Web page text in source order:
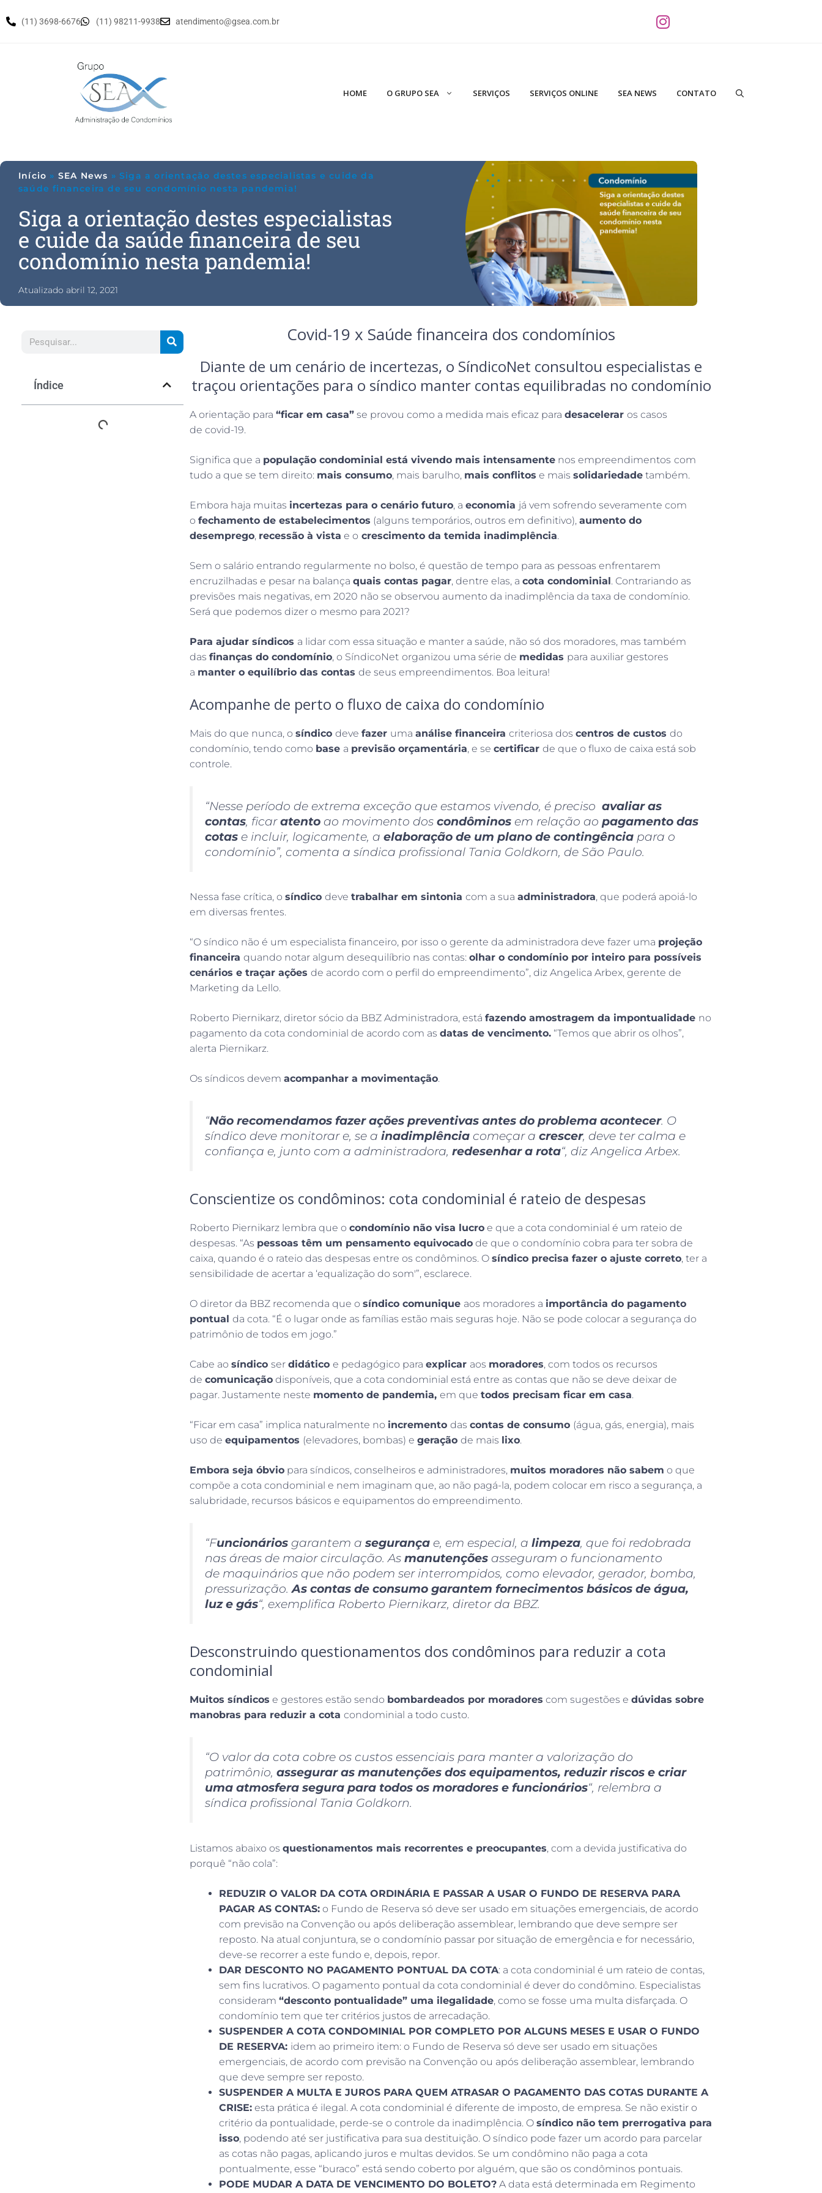
(11) 3698-6676 (11) 98211-9938 atendimento@gsea.com.br
HOME O GRUPO SEA SERVIÇOS SERVIÇOS ONLINE SEA NEWS CONTATO
Início » SEA News »Siga a orientação destes especialistas e cuide da
saúde financeira de seu condomínio nesta pandemia!
Siga a orientação destes especialistas
e cuide da saúde financeira de seu
condomínio nesta pandemia!
Atualizado abril 12, 2021
Índice
Covid-19 x Saúde financeira dos condomínios
Diante de um cenário de incertezas, o SíndicoNet consultou especialistas e
traçou orientações para o síndico manter contas equilibradas no condomínio
A orientação para “ficar em casa” se provou como a medida mais eficaz para desacelerar os casos
de covid-19.
Significa que a população condominial está vivendo mais intensamente nos empreendimentos com
tudo a que se tem direito: mais consumo, mais barulho, mais conflitos e mais solidariedade também.
Embora haja muitas incertezas para o cenário futuro, a economia já vem sofrendo severamente com
o fechamento de estabelecimentos (alguns temporários, outros em definitivo), aumento do
desemprego, recessão à vista e o crescimento da temida inadimplência.
Sem o salário entrando regularmente no bolso, é questão de tempo para as pessoas enfrentarem
encruzilhadas e pesar na balança quais contas pagar, dentre elas, a cota condominial. Contrariando as
previsões mais negativas, em 2020 não se observou aumento da inadimplência da taxa de condomínio.
Será que podemos dizer o mesmo para 2021?
Para ajudar síndicos a lidar com essa situação e manter a saúde, não só dos moradores, mas também
das finanças do condomínio, o SíndicoNet organizou uma série de medidas para auxiliar gestores
a manter o equilíbrio das contas de seus empreendimentos. Boa leitura!
Acompanhe de perto o fluxo de caixa do condomínio
Mais do que nunca, o síndico deve fazer uma análise financeira criteriosa dos centros de custos do
condomínio, tendo como base a previsão orçamentária, e se certificar de que o fluxo de caixa está sob
controle.
“Nesse período de extrema exceção que estamos vivendo, é preciso avaliar as
contas, ficaratento ao movimento dos condôminos em relação ao pagamento das
cotas e incluir, logicamente, a elaboração de um plano de contingência para o
condomínio”, comenta a síndica profissional Tania Goldkorn, de São Paulo.
Nessa fase crítica, o síndico deve trabalhar em sintonia com a sua administradora, que poderá apoiá-lo
em diversas frentes.
“O síndico não é um especialista financeiro, por isso o gerente da administradora deve fazer uma projeção
financeira quando notar algum desequilíbrio nas contas: olhar o condomínio por inteiro para possíveis
cenários e traçar ações de acordo com o perfil do empreendimento”, diz Angelica Arbex, gerente de
Marketing da Lello.
Roberto Piernikarz, diretor sócio da BBZ Administradora, está fazendo amostragem da impontualidade no
pagamento da cota condominial de acordo com as datas de vencimento. “Temos que abrir os olhos”,
alerta Piernikarz.
Os síndicos devem acompanhar a movimentação.
“Não recomendamos fazer ações preventivas antes do problema acontecer. O
síndico deve monitorar e, se a inadimplência começar a crescer, deve ter calma e
confiança e, junto com a administradora, redesenhar a rota“, diz Angelica Arbex.
Conscientize os condôminos: cota condominial é rateio de despesas
Roberto Piernikarz lembra que o condomínio não visa lucro e que a cota condominial é um rateio de
despesas. “As pessoas têm um pensamento equivocado de que o condomínio cobra para ter sobra de
caixa, quando é o rateio das despesas entre os condôminos. O síndico precisa fazer o ajuste correto, ter a
sensibilidade de acertar a ‘equalização do som'”, esclarece.
O diretor da BBZ recomenda que o síndico comunique aos moradores a importância do pagamento
pontual da cota. “É o lugar onde as famílias estão mais seguras hoje. Não se pode colocar a segurança do
patrimônio de todos em jogo.”
Cabe ao síndico ser didático e pedagógico para explicar aos moradores, com todos os recursos
de comunicação disponíveis, que a cota condominial está entre as contas que não se deve deixar de
pagar. Justamente neste momento de pandemia, em que todos precisam ficar em casa.
“Ficar em casa” implica naturalmente no incremento das contas de consumo (água, gás, energia), mais
uso de equipamentos (elevadores, bombas) e geração de mais lixo.
Embora seja óbvio para síndicos, conselheiros e administradores, muitos moradores não sabem o que
compõe a cota condominial e nem imaginam que, ao não pagá-la, podem colocar em risco a segurança, a
salubridade, recursos básicos e equipamentos do empreendimento.
“Funcionários garantem a segurança e, em especial, a limpeza, que foi redobrada
nas áreas de maior circulação. As manutenções asseguram o funcionamento
de maquinários que não podem ser interrompidos, como elevador, gerador, bomba,
pressurização.As contas de consumo garantem fornecimentos básicos de água,
luz e gás“, exemplifica Roberto Piernikarz, diretor da BBZ.
Desconstruindo questionamentos dos condôminos para reduzir a cota
condominial
Muitos síndicos e gestores estão sendo bombardeados por moradores com sugestões e dúvidas sobre
manobras para reduzir a cota condominial a todo custo.
“O valor da cota cobre os custos essenciais para manter a valorização do
patrimônio, assegurar as manutenções dos equipamentos, reduzir riscos e criar
uma atmosfera segura para todos os moradores e funcionários“, relembra a
síndica profissional Tania Goldkorn.
Listamos abaixo os questionamentos mais recorrentes e preocupantes, com a devida justificativa do
porquê “não cola”:
REDUZIR O VALOR DA COTA ORDINÁRIA E PASSAR A USAR O FUNDO DE RESERVA PARA
PAGAR AS CONTAS: o Fundo de Reserva só deve ser usado em situações emergenciais, de acordo
com previsão na Convenção ou após deliberação assemblear, lembrando que deve sempre ser
reposto. Na atual conjuntura, se o condomínio passar por situação de emergência e for necessário,
deve-se recorrer a este fundo e, depois, repor.
DAR DESCONTO NO PAGAMENTO PONTUAL DA COTA: a cota condominial é um rateio de contas,
sem fins lucrativos. O pagamento pontual da cota condominial é dever do condômino. Especialistas
consideram “desconto pontualidade” uma ilegalidade, como se fosse uma multa disfarçada. O
condomínio tem que ter critérios justos de arrecadação.
SUSPENDER A COTA CONDOMINIAL POR COMPLETO POR ALGUNS MESES E USAR O FUNDO
DE RESERVA: idem ao primeiro item: o Fundo de Reserva só deve ser usado em situações
emergenciais, de acordo com previsão na Convenção ou após deliberação assemblear, lembrando
que deve sempre ser reposto.
SUSPENDER A MULTA E JUROS PARA QUEM ATRASAR O PAGAMENTO DAS COTAS DURANTE A
CRISE: esta prática é ilegal. A cota condominial é diferente de imposto, de empresa. Se não existir o
critério da pontualidade, perde-se o controle da inadimplência. O síndico não tem prerrogativa para
isso, podendo até ser justificativa para sua destituição. O síndico pode fazer um acordo para parcelar
as cotas não pagas, aplicando juros e multas devidos. Se um condômino não paga a cota
pontualmente, esse “buraco” está sendo coberto por alguém, que são os condôminos pontuais.
PODE MUDAR A DATA DE VENCIMENTO DO BOLETO? A data está determinada em Regimento